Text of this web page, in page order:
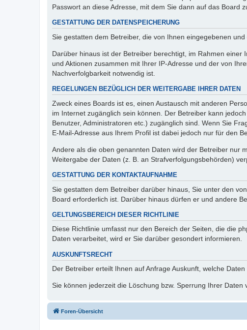
Passwort an diese Adresse, mit dem Sie dann auf das Board
GESTATTUNG DER DATENSPEICHERUNG
Sie gestatten dem Betreiber, die von Ihnen eingegebenen
Darüber hinaus ist der Betreiber berechtigt, im Rahmen
und Aktionen zusammen mit Ihrer IP-Adresse und der von
Nachverfolgbarkeit notwendig ist.
REGELUNGEN BEZÜGLICH DER WEITERGABE IHRER DATEN
Zweck eines Boards ist es, einen Austausch mit anderen
im Internet zugänglich sein können. Der Betreiber kann
Benutzer, Administratoren etc.) zugänglich sind. Wenn Sie
E-Mail-Adresse aus Ihrem Profil ist dabei jedoch nur für den
Andere als die oben genannten Daten wird der Betreiber nur
Weitergabe der Daten (z. B. an Strafverfolgungsbehörden)
GESTATTUNG DER KONTAKTAUFNAHME
Sie gestatten dem Betreiber darüber hinaus, Sie unter den
Board erforderlich ist. Darüber hinaus dürfen er und andere
GELTUNGSBEREICH DIESER RICHTLINIE
Diese Richtlinie umfasst nur den Bereich der Seiten, die die
Daten verarbeitet, wird er Sie darüber gesondert informieren.
AUSKUNFTSRECHT
Der Betreiber erteilt Ihnen auf Anfrage Auskunft, welche Daten
Sie können jederzeit die Löschung bzw. Sperrung Ihrer
Foren-Übersicht